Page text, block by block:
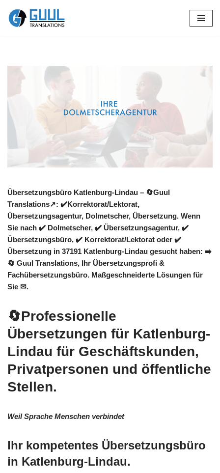
Zum
Übersetzungsbüro Katlenburg-Lindau – 🔄Guul
Translations↗️: ✔️Korrektorat/Lektorat,
Übersetzungsagentur, Dolmetscher, Übersetzung. Wenn
Sie nach ✔️ Dolmetscher, ✔️ Übersetzungsagentur, ✔️
Übersetzungsbüro, ✔️ Korrektorat/Lektorat oder ✔️
Übersetzung in 37191 Katlenburg-Lindau gesucht haben: ➡️
🔄 Guul Translations, Ihr Übersetzungsprofi &
Fachübersetzungsbüro. Maßgeschneiderte Lösungen für
Sie ✉.
🔄Professionelle
Übersetzungen für Katlenburg-
Lindau für Geschäftskunden,
Privatpersonen und öffentliche
Stellen.
Weil Sprache Menschen verbindet
Ihr kompetentes Übersetzungsbüro
in Katlenburg-Lindau.